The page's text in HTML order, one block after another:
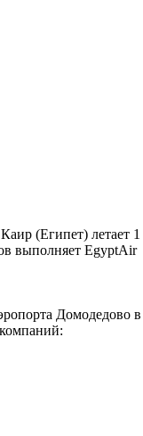
(Египет) летает 1
выполняет EgyptAir
Домодедово в